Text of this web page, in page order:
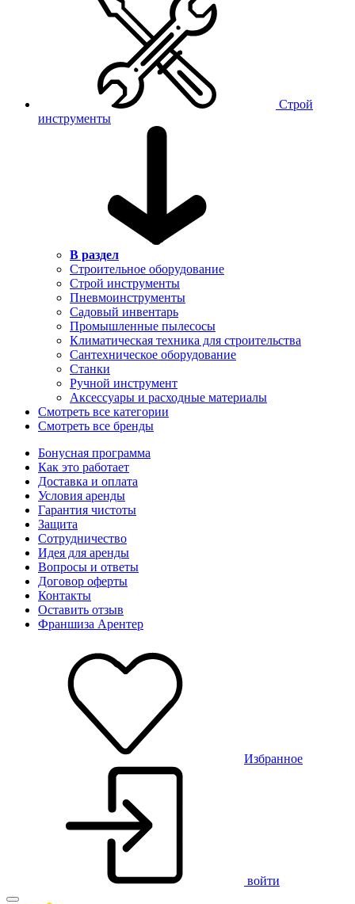
Строй
инструменты
В раздел
Строительное оборудование
Строй инструменты
Пневмоинструменты
Садовый инвентарь
Промышленные пылесосы
Климатическая техника для строительства
Сантехническое оборудование
Станки
Ручной инструмент
Аксессуары и расходные материалы
Смотреть все категории
Смотреть все бренды
Бонусная программа
Как это работает
Доставка и оплата
Условия аренды
Гарантия чистоты
Защита
Сотрудничество
Идея для аренды
Вопросы и ответы
Договор оферты
Контакты
Оставить отзыв
Франшиза Арентер
Избранное
войти